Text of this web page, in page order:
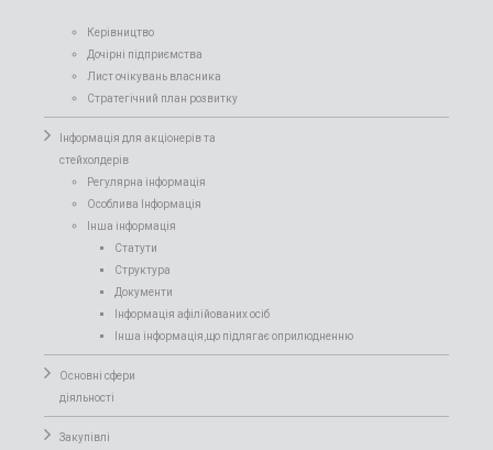
Керівництво
Дочірні підприємства
Лист очікувань власника
Стратегічний план розвитку
Інформація для акціонерів та
стейхолдерів
Регулярна інформація
Особлива Інформація
Інша інформація
Статути
Структура
Документи
Інформація афілійованих осіб
Інша інформація,що підлягає оприлюдненню
Основні сфери
діяльності
Закупівлі